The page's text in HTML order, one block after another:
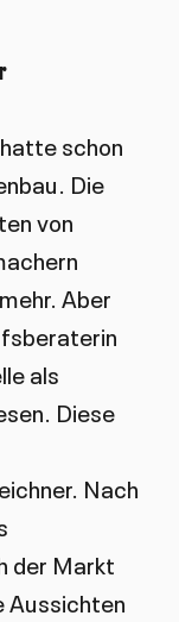
schon
Die
von
Aber
als
Diese
Nach
der Markt
Aussichten